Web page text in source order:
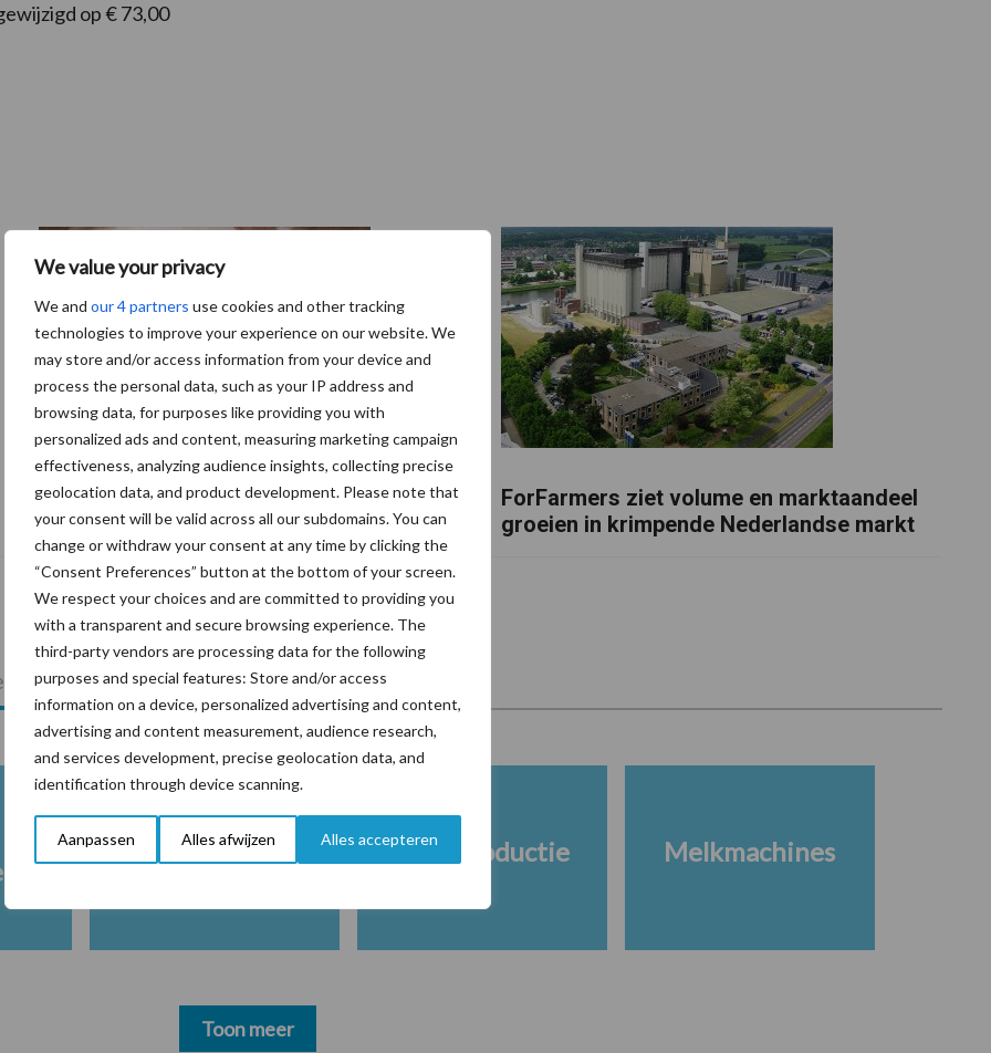
We value your privacy
We and our 4 partners use cookies and other tracking
technologies to improve your experience on our website. We
may store and/or access information from your device and
process the personal data, such as your IP address and
browsing data, for purposes like providing you with
personalized ads and content, measuring marketing campaign
effectiveness, analyzing audience insights, collecting precise
geolocation data, and product development. Please note that
your consent will be valid across all our subdomains. You can
change or withdraw your consent at any time by clicking the
“Consent Preferences” button at the bottom of your screen.
We respect your choices and are committed to providing you
with a transparent and secure browsing experience. The
third-party vendors are processing data for the following
purposes and special features: Store and/or access
information on a device, personalized advertising and content,
advertising and content measurement, audience research,
and services development, precise geolocation data, and
identification through device scanning.
Aanpassen Alles afwijzen Alles accepteren
op € 73,00
De speenhuid: een vaak onderschatte
risicofactor voor mastitis
ForFarmers ziet volume en marktaandeel
groeien in krimpende Nederlandse markt
Veevoer Wet en regelgeving
Melkproductie Melkmachines
Toon meer